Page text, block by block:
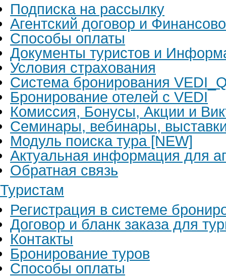
Подписка на рассылку
Агентский договор и
Способы оплаты
Документы туристов и
Условия страхования
Система бронирования
Бронирование отелей с VEDI
Комиссия, Бонусы, Акции и
Семинары, вебинары,
Модуль поиска тура [NEW]
Актуальная информация для
Обратная связь
Туристам
Регистрация в системе
Договор и бланк заказа для
Контакты
Бронирование туров
Способы оплаты